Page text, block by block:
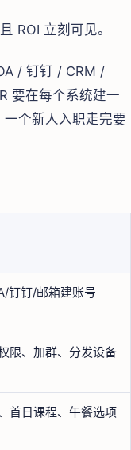
ROI 立刻可见。
/ 钉钉 / CRM /
要在每个系统建一
个新人入职走完要
钉钉/邮箱建账号
限、加群、分发设备
首日课程、午餐选项